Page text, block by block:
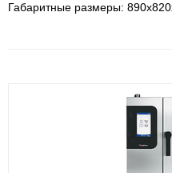
Габаритные размеры: